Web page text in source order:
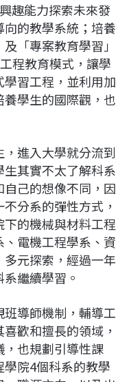
趣能力探索未來發
的教學系統；培養
「專案教育學習」
程教育模式，讓學
習工程，並利用加
學生的國際觀，也
進入大學就分流到
其實不太了解科系
己的想像不同，因
分系的彈性方式，
的機械與材料工程
電機工程學系、資
元探索，經過一年
繼續學習。
導師機制，輔導工
歡和擅長的領域，
也規劃引導性課
院4個科系的教學